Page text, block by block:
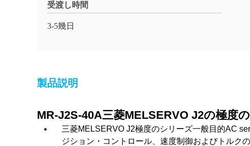
受渡し時間
3-5幾日
製品説明
MR-J2S-40A三菱MELSERVO J2の極度
三菱MELSERVO J2極度のシリーズ一般目的AC
ジション・コントロール、速度制御およびトルク